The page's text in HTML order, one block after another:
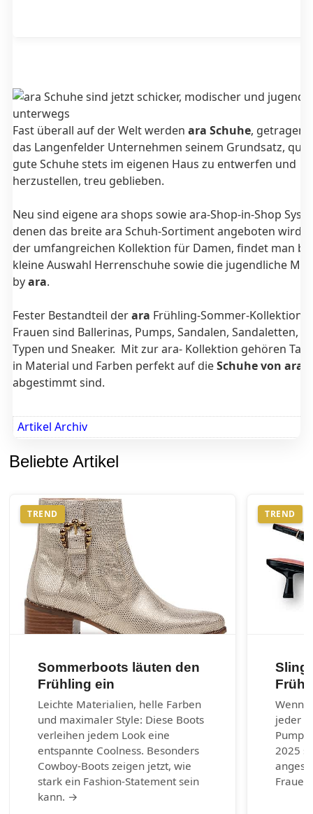
Fast überall auf der Welt werden ara Schuhe, getragen.
das Langenfelder Unternehmen seinem Grundsatz,
gute Schuhe stets im eigenen Haus zu entwerfen und
herzustellen, treu geblieben.
Neu sind eigene ara shops sowie ara-Shop-in-Shop
denen das breite ara Schuh-Sortiment angeboten wird.
der umfangreichen Kollektion für Damen, findet man
kleine Auswahl Herrenschuhe sowie die jugendliche
byara.
Fester Bestandteil derara Frühling-Sommer-Kollektion
Frauen sind Ballerinas, Pumps, Sandalen, Sandaletten,
Typen und Sneaker. Mit zur ara- Kollektion gehören
in Material und Farben perfekt auf dieSchuhe von ara
abgestimmt sind.
Artikel Archiv
Beliebte Artikel
TREND
Sommerboots läuten den
Frühling ein
Leichte Materialien, helle Farben
und maximaler Style: Diese Boots
verleihen jedem Look eine
entspannte Coolness. Besonders
Cowboy-Boots zeigen jetzt, wie
stark ein Fashion-Statement sein
kann. →
TREND
Wenn
jeder
2025